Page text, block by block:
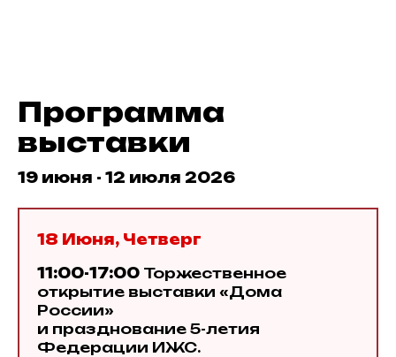
Программа
выставки
19 июня - 12 июля 2026
18 Июня, Четверг
11:00-17:00 Торжественное
открытие выставки «Дома
России»
и празднование 5-летия
Федерации ИЖС.